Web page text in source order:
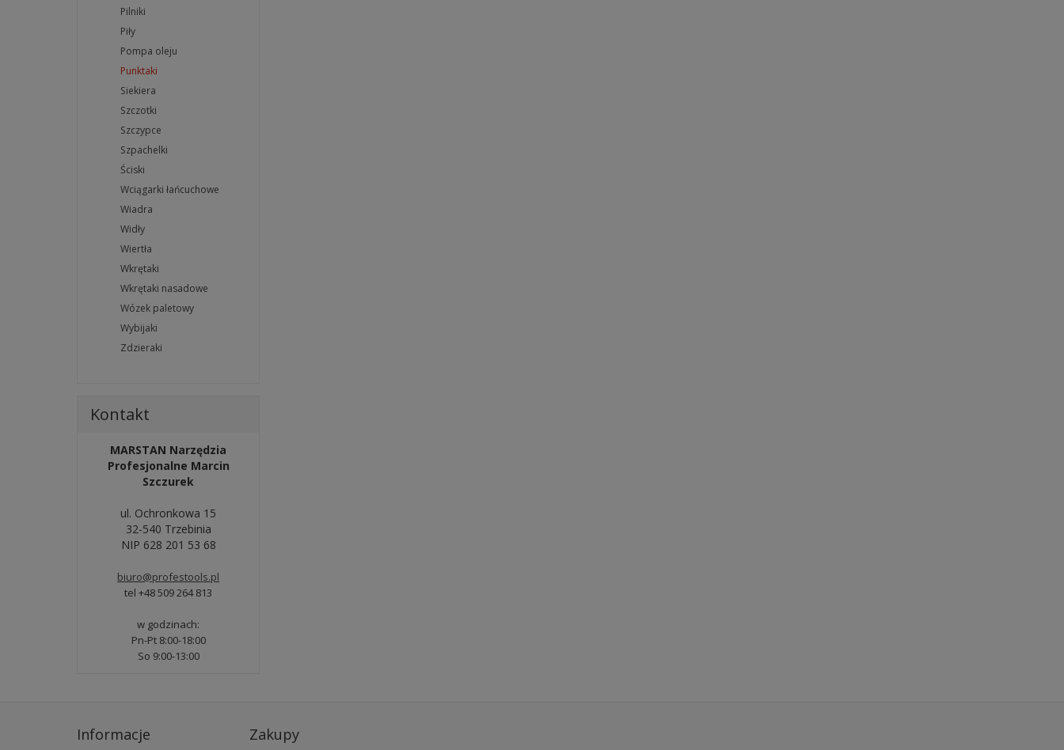
Pilniki
Piły
Pompa oleju
Punktaki
Siekiera
Szczotki
Szczypce
Szpachelki
Ściski
Wciągarki łańcuchowe
Wiadra
Widły
Wiertła
Wkrętaki
Wkrętaki nasadowe
Wózek paletowy
Wybijaki
Zdzieraki
Kontakt
MARSTAN Narzędzia
Profesjonalne Marcin
Szczurek
ul. Ochronkowa 15
32-540 Trzebinia
NIP 628 201 53 68
biuro@profestools.pl
tel +48 509 264 813
w godzinach:
Pn-Pt 8:00-18:00
So 9:00-13:00
Informacje Zakupy